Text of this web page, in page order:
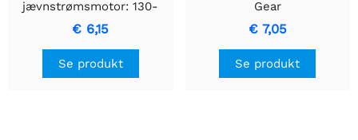
jævnstrømsmotor: 130-
størrelse, 6V, 11,5 kRPM,
800mA stall
€ 6,15
Se produkt
Gear
€ 7,05
Se produkt